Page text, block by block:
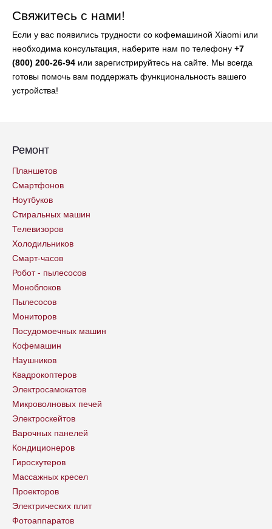
Свяжитесь с нами!
Если у вас появились трудности со кофемашиной Xiaomi или
необходима консультация, наберите нам по телефону +7
(800) 200-26-94 или зарегистрируйтесь на сайте. Мы всегда
готовы помочь вам поддержать функциональность вашего
устройства!
Ремонт
Планшетов
Смартфонов
Ноутбуков
Стиральных машин
Телевизоров
Холодильников
Смарт-часов
Робот - пылесосов
Моноблоков
Пылесосов
Мониторов
Посудомоечных машин
Кофемашин
Наушников
Квадрокоптеров
Электросамокатов
Микроволновых печей
Электроскейтов
Варочных панелей
Кондиционеров
Гироскутеров
Массажных кресел
Проекторов
Электрических плит
Фотоаппаратов